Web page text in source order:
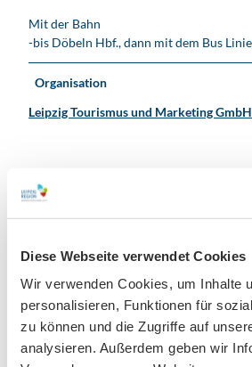
Diese Webseite verwendet Cookies
Wir verwenden Cookies, um Inhalte
personalisieren, Funktionen für
zu können und die Zugriffe auf
analysieren. Außerdem geben wir
Mit der Bahn
-bis Döbeln Hbf., dann mit dem Bus
Organisation
Leipzig Tourismus und Marketing GmbH
In der Nähe
Veranstaltung
Sehenswertes